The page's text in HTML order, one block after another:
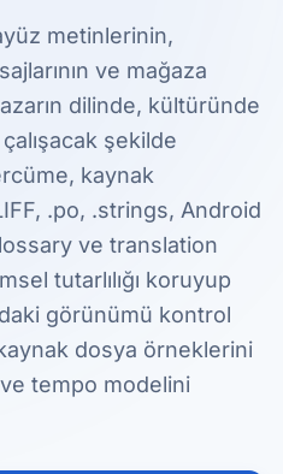
metinlerinin,
ve mağaza
dilinde, kültüründe
şekilde
kaynak
.po, .strings, Android
ve translation
tutarlılığı koruyup
görünümü kontrol
dosya örneklerini
ve tempo modelini